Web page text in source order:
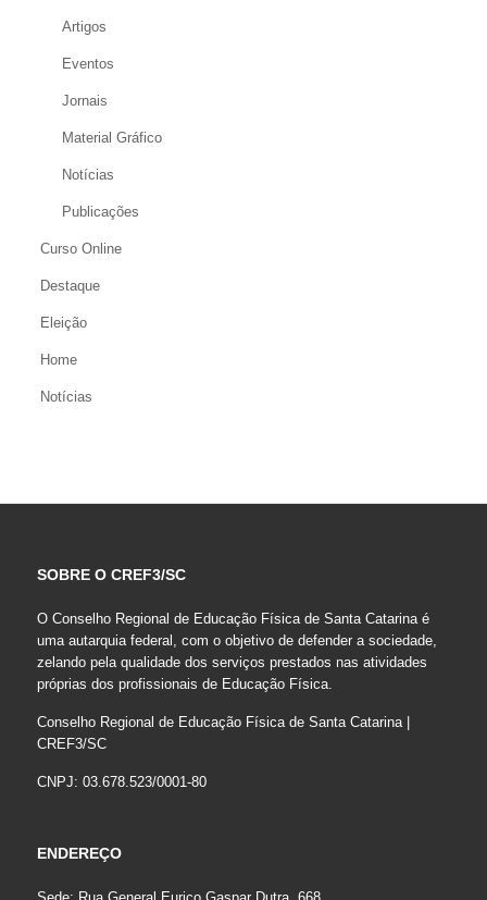
Artigos
Eventos
Jornais
Material Gráfico
Notícias
Publicações
Curso Online
Destaque
Eleição
Home
Notícias
SOBRE O CREF3/SC
O Conselho Regional de Educação Física de Santa Catarina é
uma autarquia federal, com o objetivo de defender a sociedade,
zelando pela qualidade dos serviços prestados nas atividades
próprias dos profissionais de Educação Física.
Conselho Regional de Educação Física de Santa Catarina |
CREF3/SC
CNPJ: 03.678.523/0001-80
ENDEREÇO